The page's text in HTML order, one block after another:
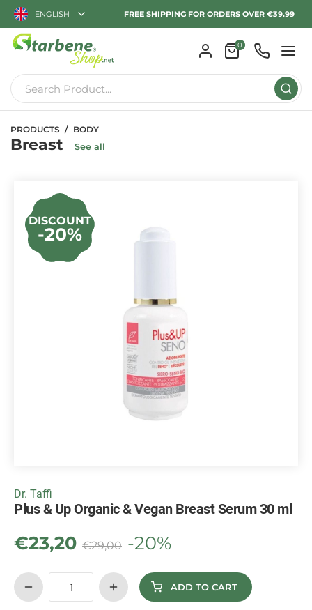
ENGLISH FREE SHIPPING FOR ORDERS OVER €39.99
0
PRODUCTS BODY
Breast See all
DISCOUNT
-20%
Dr. Taffi
Plus & Up Organic & Vegan Breast Serum 30 ml
€23,20 €29,00 -20%
ADD TO CART